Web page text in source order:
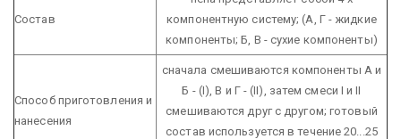
Состав
компонентную систему; (А, Г - жидкие
компоненты; Б, В - сухие компоненты)
Способ приготовления и
нанесения
сначала смешиваются компоненты А и
Б - (I), В и Г - (II), затем смеси I и II
смешиваются друг с другом; готовый
состав используется в течение 20...25